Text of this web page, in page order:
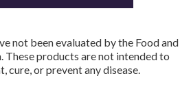
not been evaluated by the Food and
products are not intended to
cure, or prevent any disease.